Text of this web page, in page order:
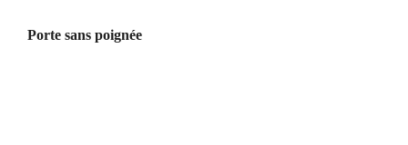
Porte sans poignée